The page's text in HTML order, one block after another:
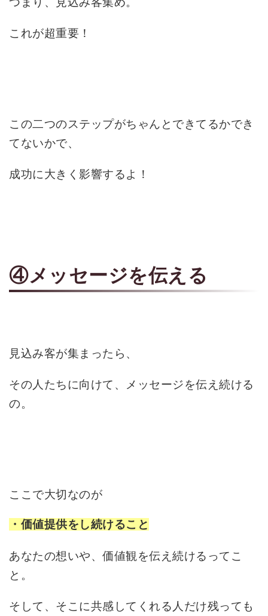
これが超重要！
この二つのステップがちゃんとできてるかでき
てないかで、
成功に大きく影響するよ！
④メッセージを伝える
見込み客が集まったら、
その人たちに向けて、メッセージを伝え続ける
の。
ここで大切なのが
・価値提供をし続けること
あなたの想いや、価値観を伝え続けるってこ
と。
そして、そこに共感してくれる人だけ残っても